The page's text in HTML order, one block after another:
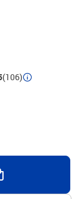
moderne et
niveau
solide.
cet
salon au niveau
à 80
: cuir
4 %
(106)